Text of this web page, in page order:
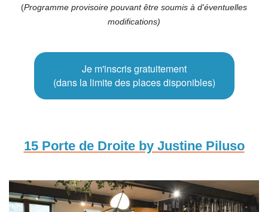
(Programme provisoire pouvant être soumis à d'éventuelles
modifications)
Je m'inscris gratuitement
(dans la limite des places disponibles)
15 Porte de Droite by Justine Piluso